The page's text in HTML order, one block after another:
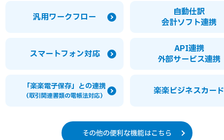
汎用ワークフロー
自動仕訳
会計ソフト連携
スマートフォン対応
API連携
外部サービス連携
「楽楽電子保存」 との連携
（取引関連書類の電帳法対応） 楽楽ビジネスカード
その他の便利な機能はこちら